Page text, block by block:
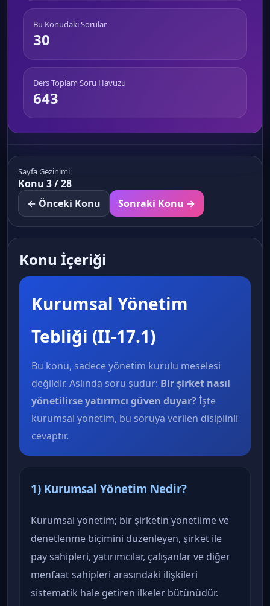
Bu Konudaki Sorular
30
Ders Toplam Soru Havuzu
643
Sayfa Gezinimi
Konu 3 / 28
← Önceki Konu
Sonraki Konu →
Konu İçeriği
Kurumsal Yönetim
Tebliği (II-17.1)
Bu konu, sadece yönetim kurulu meselesi
değildir. Aslında soru şudur: Bir şirket nasıl
yönetilirse yatırımcı güven duyar?İşte
kurumsal yönetim, bu soruya verilen disiplinli
cevaptır.
1) Kurumsal Yönetim Nedir?
Kurumsal yönetim; bir şirketin yönetilme ve
denetlenme biçimini düzenleyen, şirket ile
pay sahipleri, yatırımcılar, çalışanlar ve diğer
menfaat sahipleri arasındaki ilişkileri
sistematik hale getiren ilkeler bütünüdür.